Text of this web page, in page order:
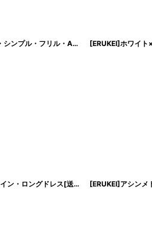
[ERUKEI/SETTAN]ベージュ×ブラック・ワンショルダー・フリル・カットアウト・スピンドル・シンプル・フリル・Aライン・ロングドレス[送料無料]
[ERUKEI/SETTAN]ゴールド×グレー・ノースリーブ・Vネック・花柄・フレア・フラワー・Aライン・ロングドレス[送料無料] [lk-s36503]